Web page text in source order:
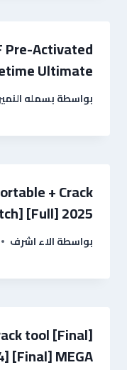
Pre-Activated
Ultimate
بواسطةبسمله
+ Crack
[Full] 2025
بواسطةالاء اشرف
tool [Final]
[Final] MEGA